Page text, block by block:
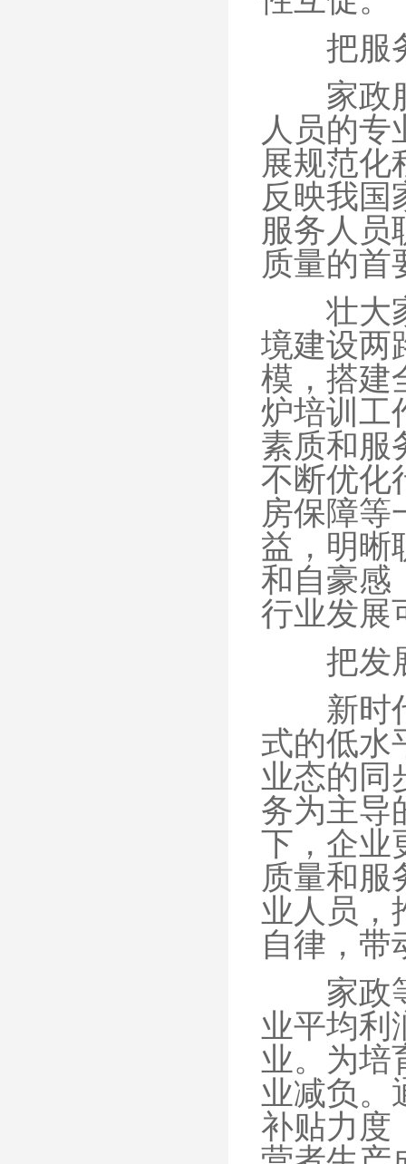
把服务
家政服
人员的专
展规范化
反映我国
服务人员
质量的首
壮大家
境建设两
模，搭建
炉培训工
素质和服
不断优化
房保障等
益，明晰
和自豪感
行业发展
把发展
新时代
式的低水
业态的同
务为主导
下，企业
质量和服
业人员，
自律，带
家政等
业平均利
业。为培
业减负。
补贴力度